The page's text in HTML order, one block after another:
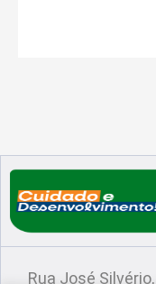
Localização
Rua José